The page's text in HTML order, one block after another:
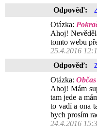
Odpověď:
Otázka:
Ahoj!
tomto webu
25.4.2016
Odpověď:
Otázka:
Ahoj! Mám
tam jede a
to vadí a ona
bych prosím
24.4.2016